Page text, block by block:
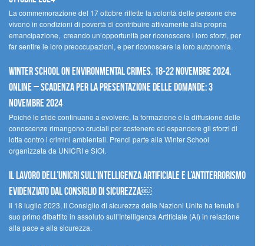
La commemorazione del 17 ottobre riflette la volontà delle persone che
vivono in condizioni di povertà di contribuire attivamente alla propria
emancipazione, creando un’opportunità per riconoscere i loro sforzi, per
far sentire le loro preoccupazioni, e per riconoscere la loro autonomia.
Winter School on Environmental Crimes, 18-22 novembre 2024,
Online – Scadenza per la presentazione delle domande: 3
novembre 2024
Poiché le sfide continuano a evolvere, la formazione e la diffusione delle
conoscenze rimangono cruciali per sostenere ed espandere gli sforzi di
lotta contro i crimini ambientali. Prendi parte alla Winter School
organizzata da UNICRI e SIOI.
Il lavoro dell’UNICRI sull’intelligenza artificiale e l’antiterrorismo
evidenziato dal Consiglio di Sicurezza￼
Il 18 luglio 2023, il Consiglio di sicurezza delle Nazioni Unite ha tenuto il
suo primo dibattito in assoluto sull’Intelligenza Artificiale (AI) in relazione
alla pace e alla sicurezza.